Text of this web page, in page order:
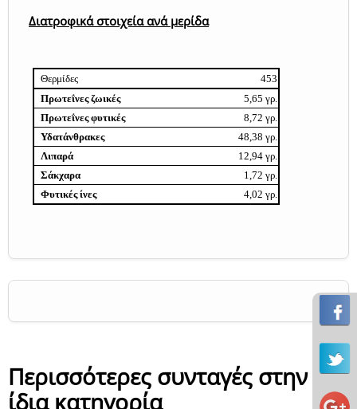
Διατροφικά στοιχεία ανά μερίδα
Θερμίδες
453
Πρωτεΐνες ζωικές
5,65 γρ.
Πρωτεΐνες φυτικές
8,72 γρ.
Υδατάνθρακες
48,38 γρ.
Λιπαρά
12,94 γρ.
Σάκχαρα
1,72 γρ.
Φυτικές ίνες
4,02 γρ.
Περισσότερες συνταγές στην
ίδια κατηγορία